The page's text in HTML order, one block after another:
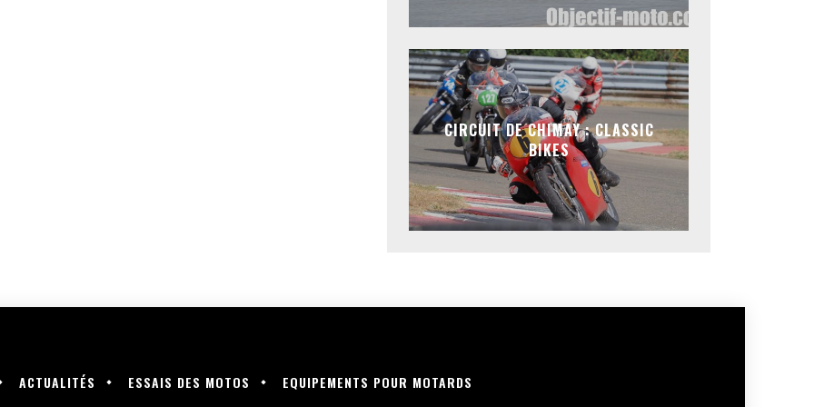
CIRCUIT DE CHIMAY : CLASSIC
BIKES
ACTUALITÉS ESSAIS DES MOTOS EQUIPEMENTS POUR MOTARDS